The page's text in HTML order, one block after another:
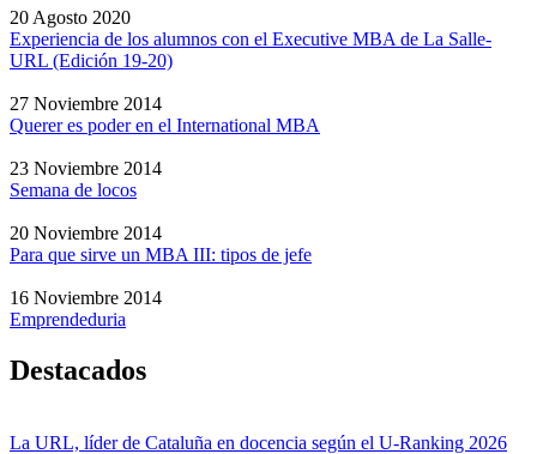
20 Agosto 2020
Experiencia de los alumnos con el Executive MBA de La Salle-
URL (Edición 19-20)
27 Noviembre 2014
Querer es poder en el International MBA
23 Noviembre 2014
Semana de locos
20 Noviembre 2014
Para que sirve un MBA III: tipos de jefe
16 Noviembre 2014
Emprendeduria
Destacados
La URL, líder de Cataluña en docencia según el U-Ranking 2026